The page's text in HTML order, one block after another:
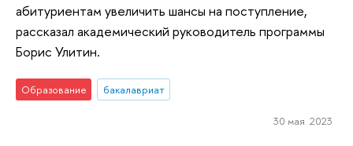
абитуриентам увеличить шансы на поступление,
рассказал академический руководитель программы
Борис Улитин.
Образование бакалавриат
30 мая 2023